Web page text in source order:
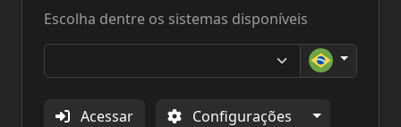
Escolha dentre os sistemas disponíveis
Acessar Configurações